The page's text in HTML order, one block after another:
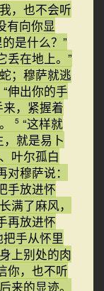
，也不会听
有向你显
是什么？”
丢在地上。”
；穆萨就逃
伸出你的手
，紧握着
5 “这样就
就是易卜
叶尔孤白
穆萨说：
手放进怀
满了麻风，
再放进怀
手从怀里
上别处的肉
你，也不听
来的显迹。